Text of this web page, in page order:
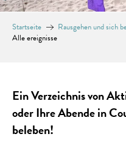
Startseite Rausgehen und sich
Alle ereignisse
Ein Verzeichnis von
oder Ihre Abende in
beleben!